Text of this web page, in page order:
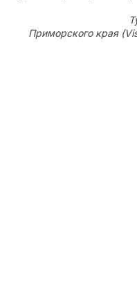
Приморского края